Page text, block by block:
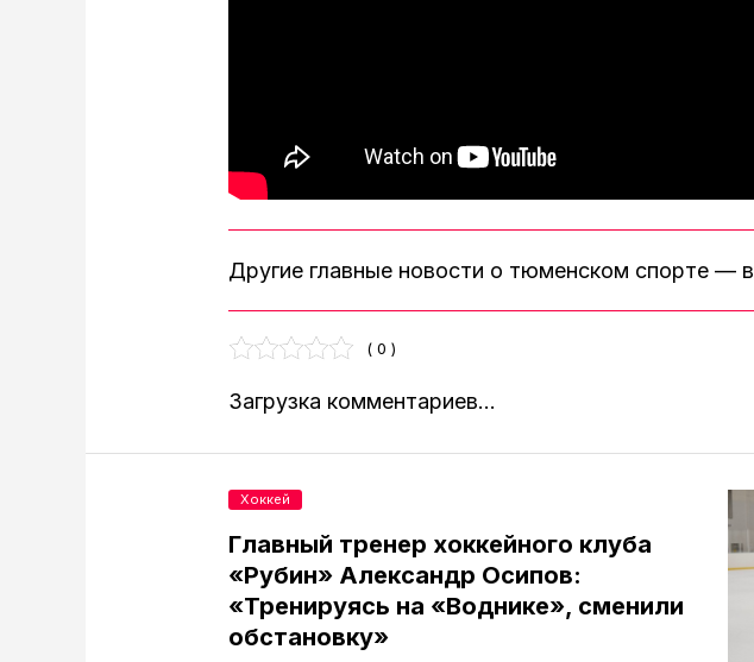
Другие главные новости о тюменском спорте — в
( 0 )
Загрузка комментариев...
Главный тренер хоккейного клуба
«Рубин» Александр Осипов:
«Тренируясь на «Воднике», сменили
обстановку»
Хоккей